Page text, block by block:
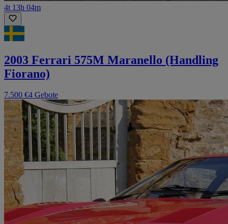
4t 13h 04m
2003 Ferrari 575M Maranello (Handling
Fiorano)
7.500 €4 Gebote